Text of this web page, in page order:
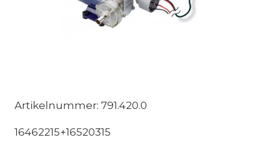
Artikelnummer: 791.420.0
16462215+16520315